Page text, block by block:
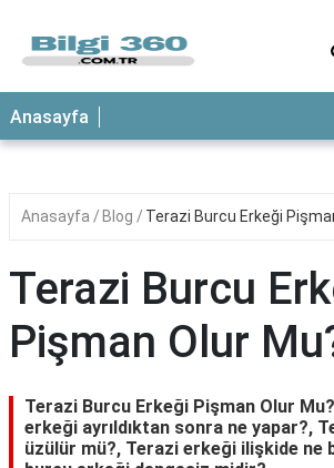
ANASAYFA
Anasayfa
Anasayfa Blog Terazi Burcu Erkeği
Terazi Burcu
Pişman Olur
Terazi Burcu Erkeği Pişman Olur
erkeği ayrıldıktan sonra ne yapar?,
üzülür mü?, Terazi erkeği ilişkide ne